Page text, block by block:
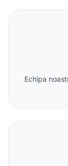
Echipa